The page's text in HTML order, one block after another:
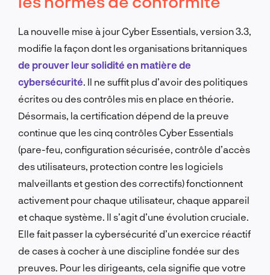
La nouvelle mise à jour Cyber Essentials, version 3.3,
modifie la façon dont les organisations britanniques
de prouver leur solidité en matière de
cybersécurité . Il ne suffit plus d’avoir des politiques
écrites ou des contrôles mis en place en théorie.
Désormais, la certification dépend de la preuve
continue que les cinq contrôles Cyber Essentials
(pare-feu, configuration sécurisée, contrôle d’accès
des utilisateurs, protection contre les logiciels
malveillants et gestion des correctifs) fonctionnent
activement pour chaque utilisateur, chaque appareil
et chaque système. Il s’agit d’une évolution cruciale.
Elle fait passer la cybersécurité d’un exercice réactif
de cases à cocher à une discipline fondée sur des
preuves. Pour les dirigeants, cela signifie que votre